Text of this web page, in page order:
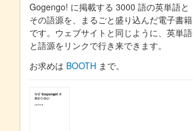
Gogengo! に掲載する 3000 語の英単語と
その語源を、まるごと盛り込んだ電子書籍
です。ウェブサイトと同じように、英単語
と語源をリンクで行き来できます。
お求めは BOOTH まで。